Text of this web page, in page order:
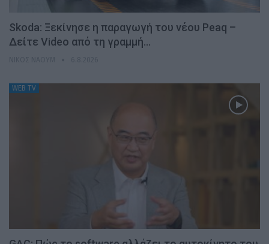
Skoda: Ξεκίνησε η παραγωγή του νέου Peaq –
Δείτε Video από τη γραμμή…
WEB TV